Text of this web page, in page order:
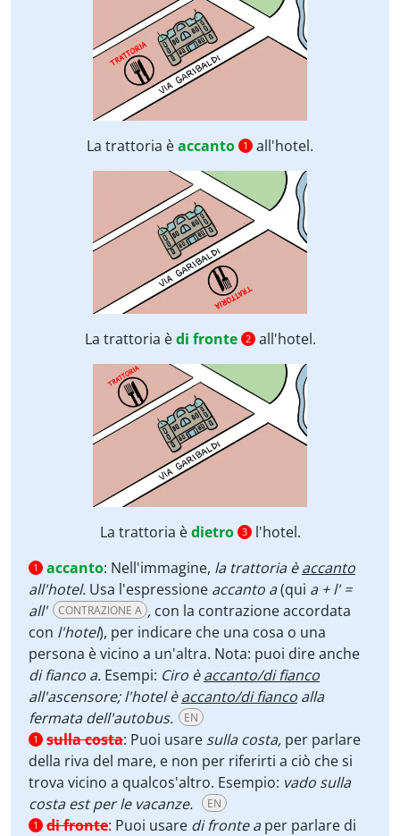
La trattoria èaccanto 1 all'hotel.
La trattoria èdi fronte 2 all'hotel.
La trattoria èdietro 3 l'hotel.
1 accanto: Nell'immagine, la trattoria èaccanto
all'hotel. Usa l'espressione accanto a(qui a + l' =
all' CONTRAZIONE A , con la contrazione accordata
con l'hotel), per indicare che una cosa o una
persona è vicino a un'altra. Nota: puoi dire anche
di fianco a. Esempi: Ciro èaccanto/di fianco
all'ascensore; l'hotel èaccanto/di fianco alla
fermata dell'autobus.
EN
1 sulla costa: Puoi usare sulla costa, per parlare
della riva del mare, e non per riferirti a ciò che si
trova vicino a qualcos'altro. Esempio: vado sulla
costa est per le vacanze.
EN
1 di fronte: Puoi usare di fronte aper parlare di